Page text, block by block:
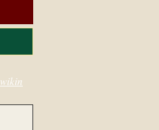
wikin